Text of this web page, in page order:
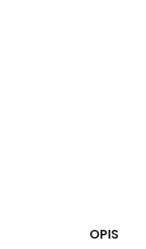
OPIS